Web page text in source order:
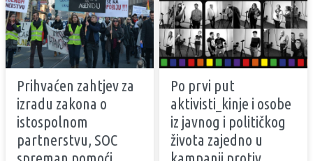
Prihvaćen zahtjev za
izradu zakona o
istospolnom
partnerstvu, SOC
Po prvi put
aktivisti_kinje i osobe
iz javnog i političkog
života zajedno u